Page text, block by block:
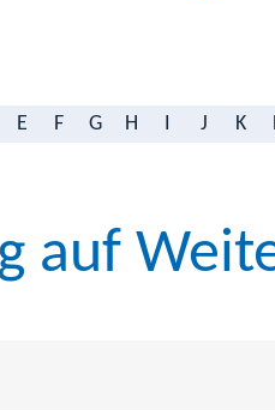
E F G H J K
auf